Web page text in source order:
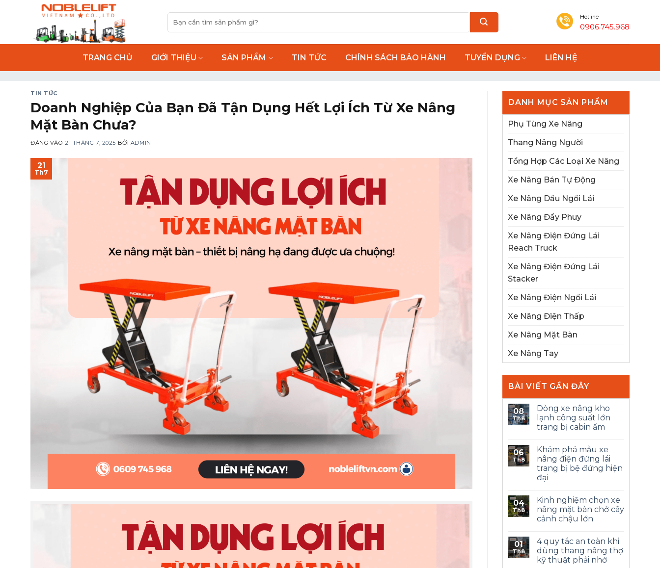
dung
Tìm
kiếm:
Hotline
0906.745.968
TRANG CHỦ GIỚI THIỆU SẢN PHẨM TIN TỨC CHÍNH SÁCH BẢO HÀNH TUYỂN DỤNG LIÊN HỆ
TIN TỨC
Doanh Nghiệp Của Bạn Đã Tận Dụng Hết Lợi Ích Từ Xe Nâng
Mặt Bàn Chưa?
ĐĂNG VÀO21 THÁNG 7, 2025 BỞI ADMIN
21
Th7
DANH MỤC SẢN PHẨM
Phụ Tùng Xe Nâng
Thang Nâng Người
Tổng Hợp Các Loại Xe Nâng
Xe Nâng Bán Tự Động
Xe Nâng Dầu Ngồi Lái
Xe Nâng Đẩy Phuy
Xe Nâng Điện Đứng Lái
Reach Truck
Xe Nâng Điện Đứng Lái
Stacker
Xe Nâng Điện Ngồi Lái
Xe Nâng Điện Thấp
Xe Nâng Mặt Bàn
Xe Nâng Tay
BÀI VIẾT GẦN ĐÂY
08
Th8
Dòng xe nâng kho
lạnh công suất lớn
trang bị cabin ấm
06
Th8
Khám phá mẫu xe
nâng điện đứng lái
trang bị bệ đứng hiện
đại
04
Th8
Kinh nghiệm chọn xe
nâng mặt bàn chở cây
cảnh chậu lớn
01
Th8
4 quy tắc an toàn khi
dùng thang nâng thợ
kỹ thuật phải nhớ